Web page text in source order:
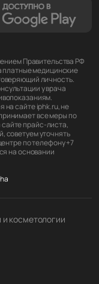
Правительства РФ
платные медицинские
личность.
у врача
на сайте iphk.ru, не
все меры по
прайс-листа,
советуем уточнять
по телефону +7
на основании
косметологии